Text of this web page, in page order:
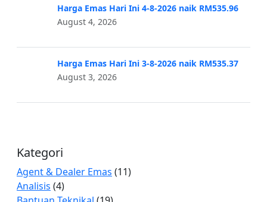
Harga Emas Hari Ini 4-8-2026 naik RM535.96
August 4, 2026
Harga Emas Hari Ini 3-8-2026 naik RM535.37
August 3, 2026
Kategori
Agent & Dealer Emas (11)
Analisis (4)